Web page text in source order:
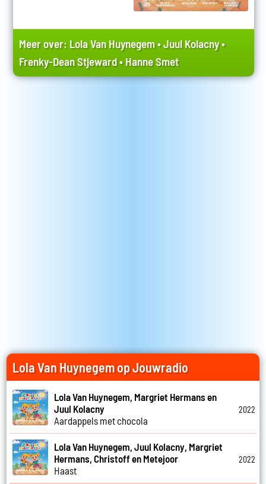
Meer over: Lola Van Huynegem•Juul Kolacny•
Frenky-Dean Stjeward•Hanne Smet
Lola Van Huynegem op Jouwradio
Lola Van Huynegem, Margriet Hermans en
Juul Kolacny
Aardappels met chocola
2022
Lola Van Huynegem, Juul Kolacny, Margriet
Hermans, Christoff en Metejoor
Haast
2022